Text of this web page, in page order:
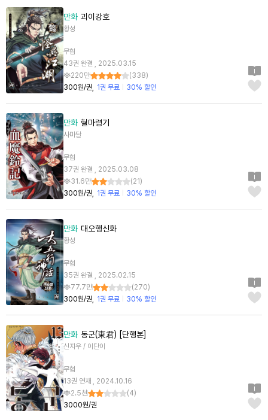
만화 괴이강호
황성
무협
43권 완결 , 2025.03.15
220만
(338)
300원/권
1권 무료 30% 할인
만화 혈마령기
사마달
무협
37권 완결 , 2025.03.08
31.6만
(21 )
300원/권
1권 무료 30% 할인
만화 대오행신화
황성
무협
35권 완결 , 2025.02.15
77.7만
(270)
300원/권
1권 무료 30% 할인
만화 동군(東君) [단행본]
신지우 / 이단이
무협
13권 연재 , 2024.10.16
2.5천
(4)
3000원/권